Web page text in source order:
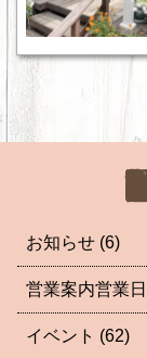
お知らせ (6)
営業案内営業
イベント (62)